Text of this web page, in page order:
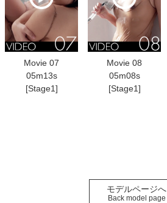
Movie 07
05m13s
[Stage1]
Movie 08
05m08s
[Stage1]
モデルページへ
Back model page